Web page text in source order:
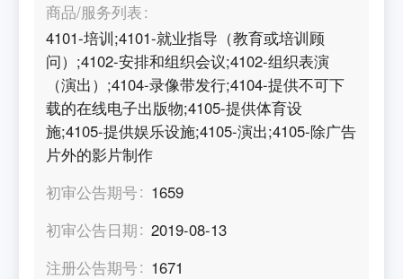
商品/服务列表
4101-培训;4101-就业指导（教育或培训顾
问）;4102-安排和组织会议;4102-组织表演
（演出）;4104-录像带发行;4104-提供不可下
载的在线电子出版物;4105-提供体育设
施;4105-提供娱乐设施;4105-演出;4105-除广告
片外的影片制作
初审公告期号
1659
初审公告日期
2019-08-13
注册公告期号
1671